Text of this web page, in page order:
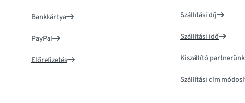
Bankkártya
PayPal
Előrefizetés
Szállítási díj
Szállítási idő
Kiszállító partnerünk
Szállítási cím